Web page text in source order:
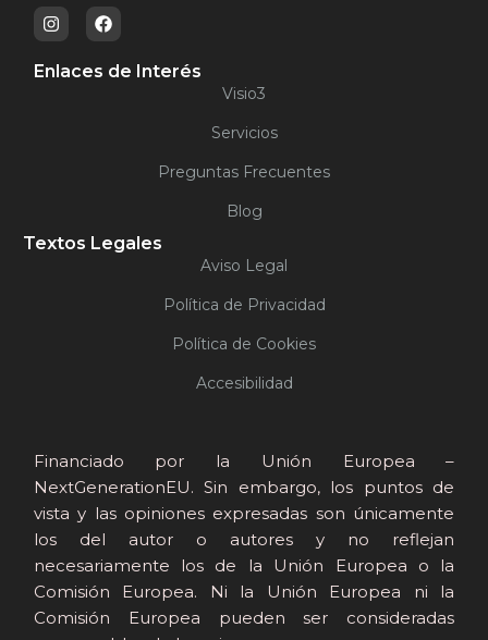
Enlaces de Interés
Visio3
Servicios
Preguntas Frecuentes
Blog
Textos Legales
Aviso Legal
Política de Privacidad
Política de Cookies
Accesibilidad
Financiado por la Unión Europea –
NextGenerationEU. Sin embargo, los puntos de
vista y las opiniones expresadas son únicamente
los del autor o autores y no reflejan
necesariamente los de la Unión Europea o la
Comisión Europea. Ni la Unión Europea ni la
Comisión Europea pueden ser consideradas